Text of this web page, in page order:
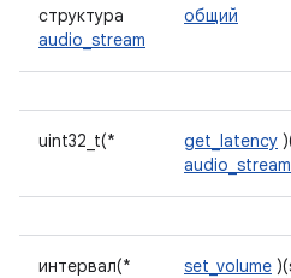
структура
audio_stream
общий
uint32_t(* get_latency
интервал(* set_volume